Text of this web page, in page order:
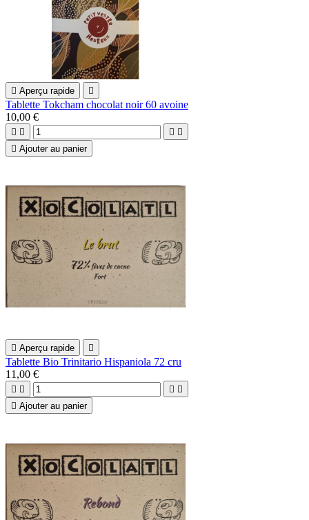
 Aperçu rapide 
Tablette Tokcham chocolat noir 60 avoine
10,00 €
   
 Ajouter au panier
 Aperçu rapide 
Tablette Bio Trinitario Hispaniola 72 cru
11,00 €
   
 Ajouter au panier